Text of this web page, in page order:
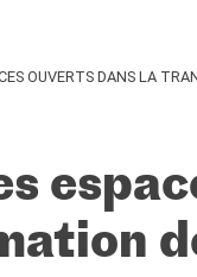
OUVERTS DANS LA